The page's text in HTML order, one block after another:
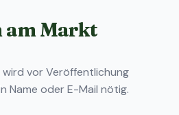
am Markt
vor Veröffentlichung
Name oder E-Mail nötig.